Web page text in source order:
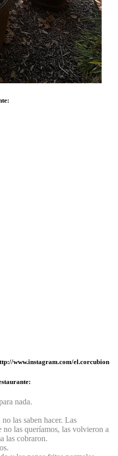
www.instagram.com/el.corcubion
nada.
las saben hacer. Las
las queríamos, las volvieron a
las cobraron.